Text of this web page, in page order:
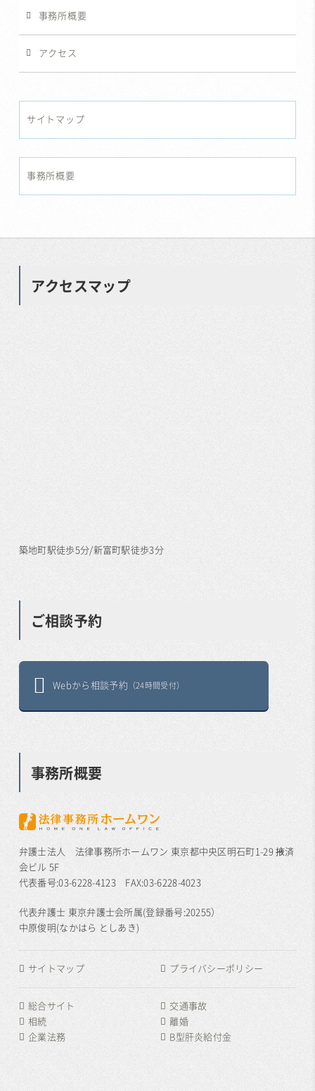
事務所概要
アクセス
サイトマップ
事務所概要
アクセスマップ
築地町駅徒歩5分/新富町駅徒歩3分
ご相談予約
Webから相談予約 （24時間受付）
事務所概要
弁護士法人 法律事務所ホームワン 東京都中央区明石町1-29 掖済
会ビル 5F
代表番号:03-6228-4123 FAX:03-6228-4023
代表弁護士 東京弁護士会所属(登録番号:20255）
中原俊明(なかはら としあき)
サイトマップ プライバシーポリシー
総合サイト
交通事故
相続
離婚
企業法務
B型肝炎給付金